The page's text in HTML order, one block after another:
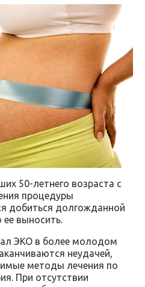
50-летнего возраста с
процедуры
добиться долгожданной
выносить.
ЭКО в более молодом
неудачей,
методы лечения по
При отсутствии